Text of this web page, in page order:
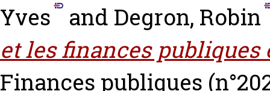
Yves
and Degron, Robin
et les finances publiques
Finances publiques